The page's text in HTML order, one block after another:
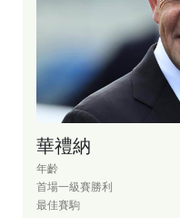
華禮納
年齡
首場一級賽勝利
最佳賽駒